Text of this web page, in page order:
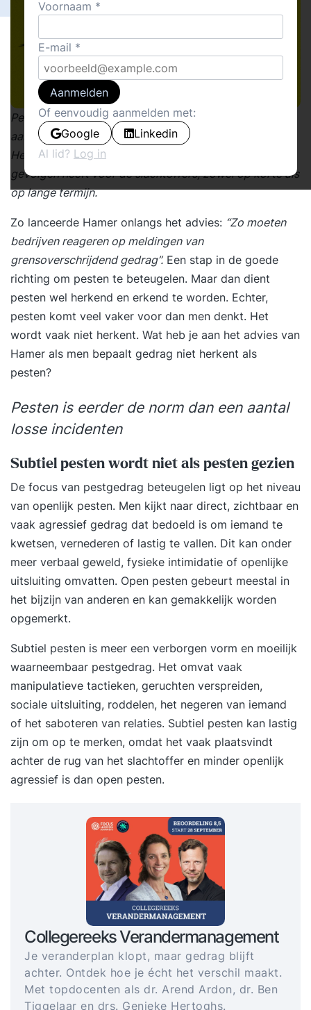
Pesten is een serieus probleem dat steeds meer
aandacht krijgt van scholen, bedrijven en de politiek.
Het wordt erkend als schadelijk gedrag dat negatieve
gevolgen heeft voor de slachtoffers, zowel op korte als
op lange termijn.
Zo lanceerde Hamer onlangs het advies: “Zo moeten
bedrijven reageren op meldingen van
grensoverschrijdend gedrag”. Een stap in de goede
richting om pesten te beteugelen. Maar dan dient
pesten wel herkend en erkend te worden. Echter,
pesten komt veel vaker voor dan men denkt. Het
wordt vaak niet herkent. Wat heb je aan het advies van
Hamer als men bepaalt gedrag niet herkent als
pesten?
Pesten is eerder de norm dan een aantal
losse incidenten
Subtiel pesten wordt niet als pesten gezien
De focus van pestgedrag beteugelen ligt op het niveau
van openlijk pesten. Men kijkt naar direct, zichtbaar en
vaak agressief gedrag dat bedoeld is om iemand te
kwetsen, vernederen of lastig te vallen. Dit kan onder
meer verbaal geweld, fysieke intimidatie of openlijke
uitsluiting omvatten. Open pesten gebeurt meestal in
het bijzijn van anderen en kan gemakkelijk worden
opgemerkt.
Subtiel pesten is meer een verborgen vorm en moeilijk
waarneembaar pestgedrag. Het omvat vaak
manipulatieve tactieken, geruchten verspreiden,
sociale uitsluiting, roddelen, het negeren van iemand
of het saboteren van relaties. Subtiel pesten kan lastig
zijn om op te merken, omdat het vaak plaatsvindt
achter de rug van het slachtoffer en minder openlijk
agressief is dan open pesten.
Collegereeks Verandermanagement
Je veranderplan klopt, maar gedrag blijft
achter. Ontdek hoe je écht het verschil maakt.
Met topdocenten als dr. Arend Ardon, dr. Ben
Tiggelaar en drs. Genieke Hertoghs.
Voornaam
E-mail
Aanmelden
Of eenvoudig aanmelden met:
Google
Linkedin
Al lid? Log in